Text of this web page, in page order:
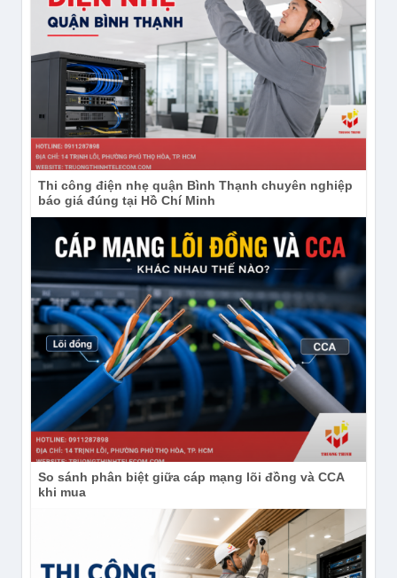
Thi công điện nhẹ quận Bình Thạnh chuyên nghiệp
báo giá đúng tại Hồ Chí Minh
So sánh phân biệt giữa cáp mạng lõi đồng và CCA
khi mua